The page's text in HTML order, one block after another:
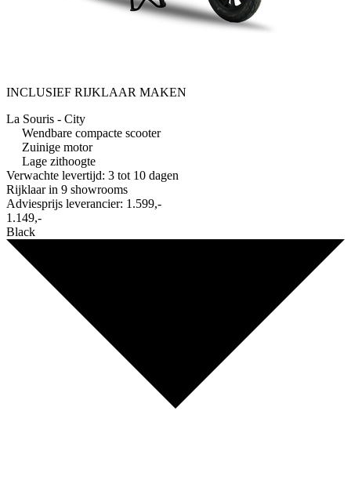
INCLUSIEF RIJKLAAR MAKEN
La Souris - City
Wendbare compacte scooter
Zuinige motor
Lage zithoogte
Verwachte levertijd: 3 tot 10 dagen
Rijklaar in 9 showrooms
Adviesprijs leverancier: 1.599,-
1.149,-
Black